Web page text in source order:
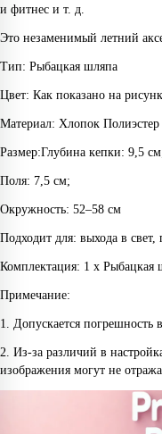
и фитнес и т. д.
Это незаменимый летний
Тип: Рыбацкая шляпа
Цвет: Как показано на
Материал: Хлопок Полиэстер
Размер:Глубина кепки: 9,5
Поля: 7,5 см;
Окружность: 52–58 см
Подходит для: выхода в свет,
Комплектация: 1 x Рыбацкая
Примечание:
1. Допускается погрешность
2. Из-за различий в
изображения могут не